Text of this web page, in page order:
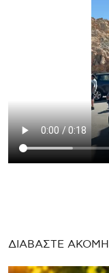
ΔΙΑΒΑΣΤΕ ΑΚΟΜΗ